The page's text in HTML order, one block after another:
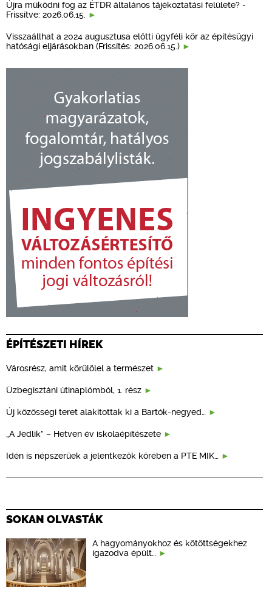
Újra működni fog az ÉTDR általános tájékoztatási felülete? -
Frissítve: 2026.06.15.
Visszaállhat a 2024 augusztusa előtti ügyféli kör az építésügyi
hatósági eljárásokban (Frissítés: 2026.06.15.)
ÉPÍTÉSZETI HÍREK
Városrész, amit körülölel a természet
Üzbegisztáni útinaplómból, 1. rész
Új közösségi teret alakítottak ki a Bartók-negyed…
„A Jedlik” – Hetven év iskolaépítészete
Idén is népszerűek a jelentkezők körében a PTE MIK…
SOKAN OLVASTÁK
A hagyományokhoz és kötöttségekhez
igazodva épült…